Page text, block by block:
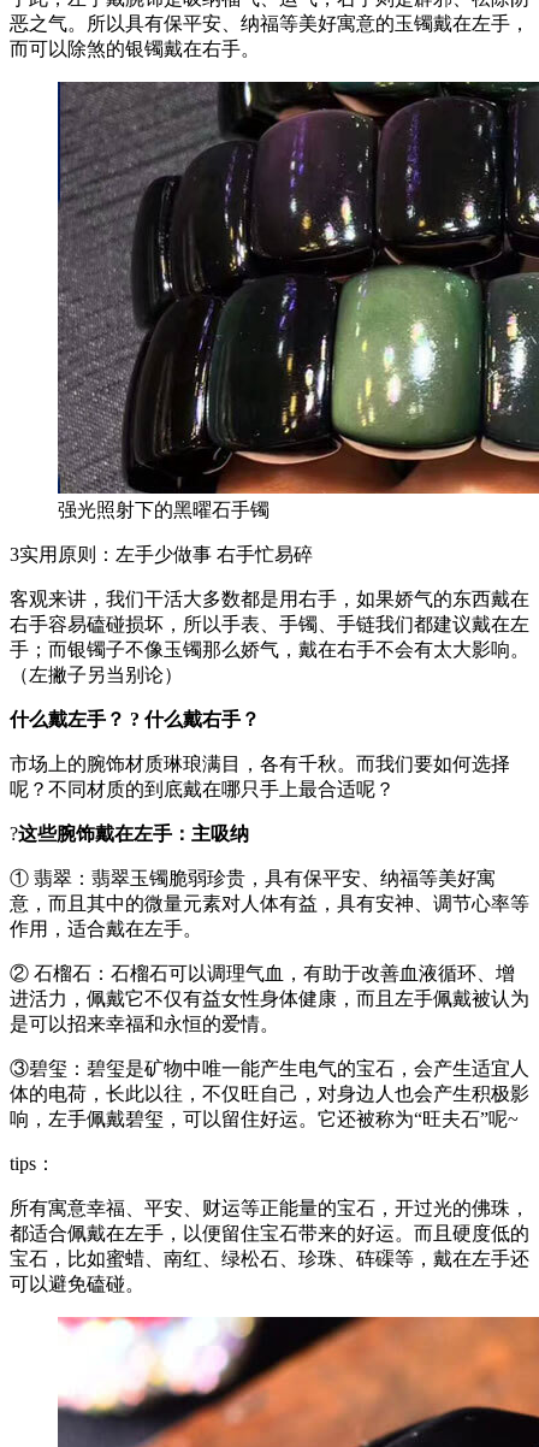
恶之气。所以具有保平安、纳福等美好寓意的玉镯戴在左手，
而可以除煞的银镯戴在右手。
强光照射下的黑曜石手镯
3实用原则：左手少做事 右手忙易碎
客观来讲，我们干活大多数都是用右手，如果娇气的东西戴在
右手容易磕碰损坏，所以手表、手镯、手链我们都建议戴在左
手；而银镯子不像玉镯那么娇气，戴在右手不会有太大影响。
（左撇子另当别论）
什么戴左手？ ? 什么戴右手？
市场上的腕饰材质琳琅满目，各有千秋。而我们要如何选择
呢？不同材质的到底戴在哪只手上最合适呢？
?这些腕饰戴在左手：主吸纳
① 翡翠：翡翠玉镯脆弱珍贵，具有保平安、纳福等美好寓
意，而且其中的微量元素对人体有益，具有安神、调节心率等
作用，适合戴在左手。
② 石榴石：石榴石可以调理气血，有助于改善血液循环、增
进活力，佩戴它不仅有益女性身体健康，而且左手佩戴被认为
是可以招来幸福和永恒的爱情。
③碧玺：碧玺是矿物中唯一能产生电气的宝石，会产生适宜人
体的电荷，长此以往，不仅旺自己，对身边人也会产生积极影
响，左手佩戴碧玺，可以留住好运。它还被称为“旺夫石”呢~
tips：
所有寓意幸福、平安、财运等正能量的宝石，开过光的佛珠，
都适合佩戴在左手，以便留住宝石带来的好运。而且硬度低的
宝石，比如蜜蜡、南红、绿松石、珍珠、砗磲等，戴在左手还
可以避免磕碰。